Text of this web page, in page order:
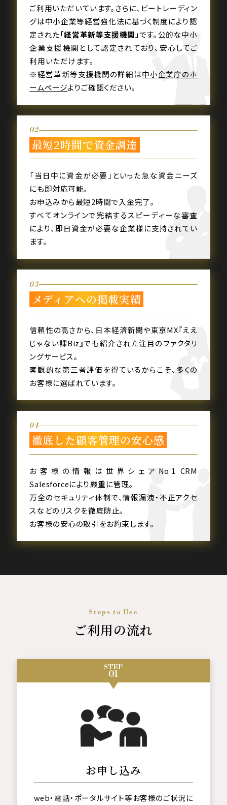
ご利用いただいています。さらに、ビートレーディン
グは中小企業等経営強化法に基づく制度により認
定された「経営革新等支援機関」です。公的な中小
企業支援機関として認定されており、安心してご
利用いただけます。
※経営革新等支援機関の詳細は中小企業庁のホ
ームページよりご確認ください。
02
最短2時間で資金調達
「当日中に資金が必要」といった急な資金ニーズ
にも即対応可能。
お申込みから最短2時間で入金完了。
すべてオンラインで完結するスピーディーな審査
により、即日資金が必要な企業様に支持されてい
ます。
03
メディアへの掲載実績
信頼性の高さから、日本経済新聞や東京MX『ええ
じゃない課Biz』でも紹介された注目のファクタリ
ングサービス。
客観的な第三者評価を得ているからこそ、多くの
お客様に選ばれています。
04
徹底した顧客管理の安心感
お客様の情報は世界シェアNo.1 CRM
Salesforceにより厳重に管理。
万全のセキュリティ体制で、情報漏洩・不正アクセ
スなどのリスクを徹底防止。
お客様の安心の取引をお約束します。
Steps to Use
ご利用の流れ
STEP
01
お申し込み
web・電話・ポータルサイト等お客様のご状況に